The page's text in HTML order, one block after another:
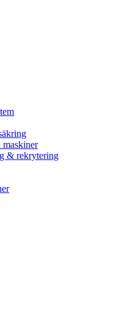
& rekrytering